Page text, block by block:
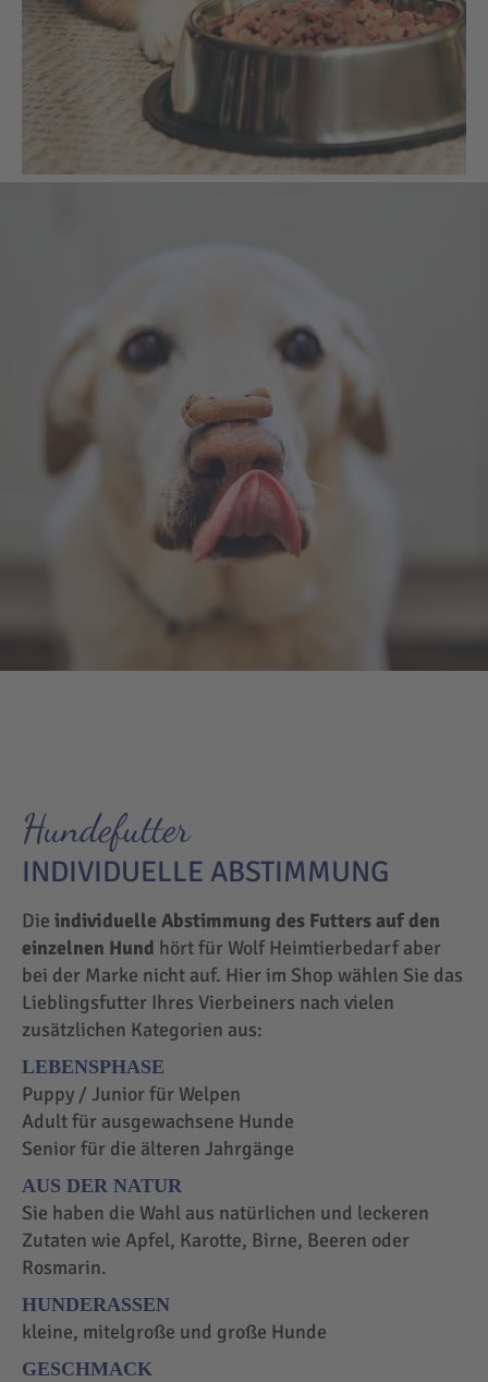
Hundefutter
INDIVIDUELLE ABSTIMMUNG
Die individuelle Abstimmung des Futters auf den
einzelnen Hund hört für Wolf Heimtierbedarf aber
bei der Marke nicht auf. Hier im Shop wählen Sie das
Lieblingsfutter Ihres Vierbeiners nach vielen
zusätzlichen Kategorien aus:
LEBENSPHASE
Puppy / Junior für Welpen
Adult für ausgewachsene Hunde
Senior für die älteren Jahrgänge
AUS DER NATUR
Sie haben die Wahl aus natürlichen und leckeren
Zutaten wie Apfel, Karotte, Birne, Beeren oder
Rosmarin.
HUNDERASSEN
kleine, mitelgroße und große Hunde
GESCHMACK